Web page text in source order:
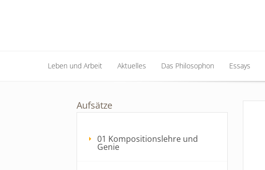
Leben und Arbeit Aktuelles Das Philosophon Essays
Aufsätze
01 Kompositionslehre und
Genie